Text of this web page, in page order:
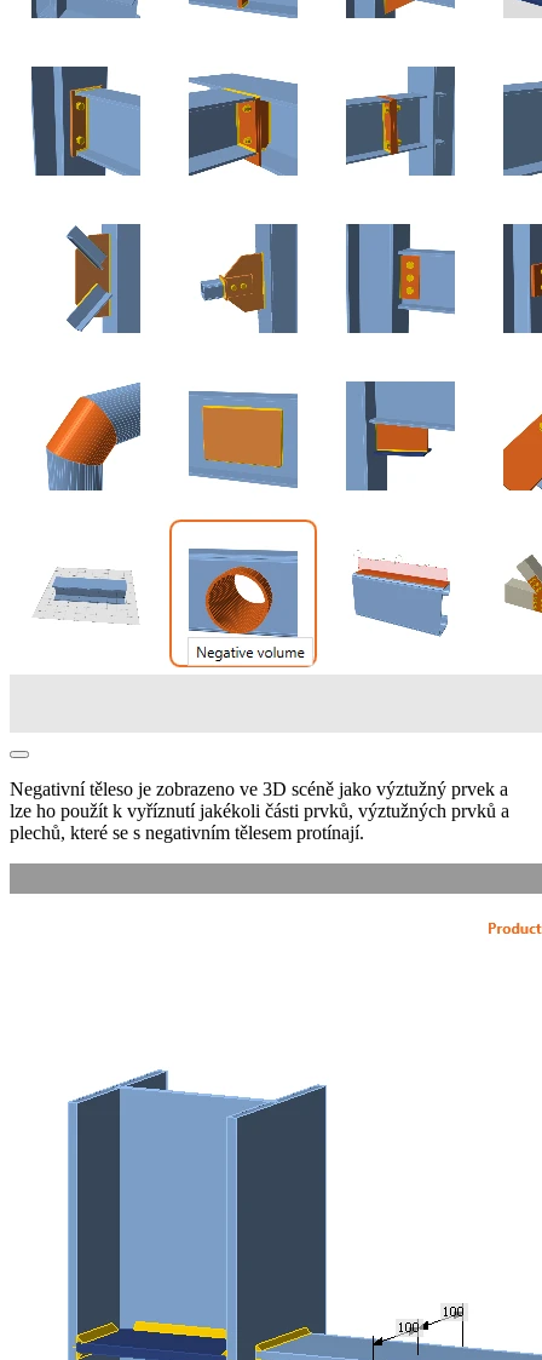
Negativní těleso je zobrazeno ve 3D scéně jako výztužný prvek a
lze ho použít k vyříznutí jakékoli části prvků, výztužných prvků a
plechů, které se s negativním tělesem protínají.